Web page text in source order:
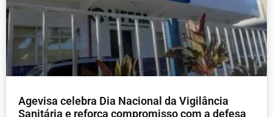
Agevisa celebra Dia Nacional da Vigilância
Sanitária e reforça compromisso com a defesa